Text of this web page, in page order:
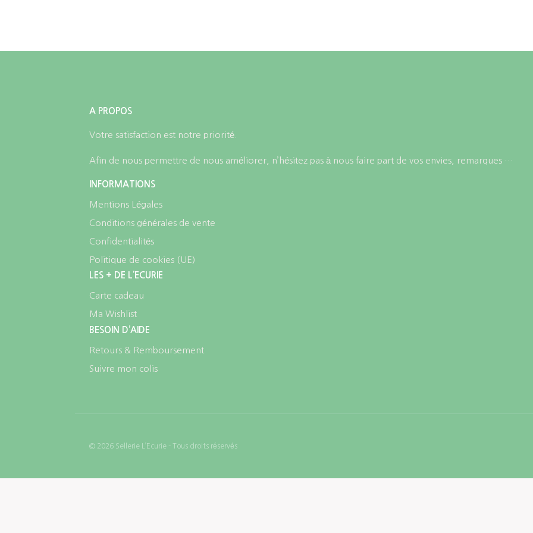
du
A PROPOS
Votre satisfaction est notre priorité.
Afin de nous permettre de nous améliorer, n’hésitez pas à nous faire part de vos envies, remarques …
INFORMATIONS
Mentions Légales
Conditions générales de vente
Confidentialités
Politique de cookies (UE)
LES + DE L’ECURIE
Carte cadeau
Ma Wishlist
BESOIN D’AIDE
Retours & Remboursement
Suivre mon colis
© 2026 Sellerie L’Ecurie - Tous droits réservés